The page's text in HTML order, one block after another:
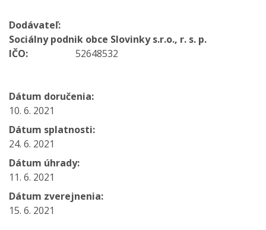
Dodávateľ:
Sociálny podnik obce Slovinky s.r.o., r. s. p.
IČO:
52648532
Dátum doručenia:
10. 6. 2021
Dátum splatnosti:
24. 6. 2021
Dátum úhrady:
11. 6. 2021
Dátum zverejnenia:
15. 6. 2021